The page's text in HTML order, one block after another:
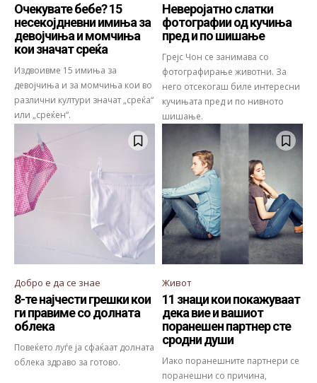
Очекувате бебе? 15
несекојдневни имиња за
девојчиња и момчиња
кои значат среќа
Издвоивме 15 имиња за
девојчиња и за момчиња кои во
различни култури значат „среќа“
или „среќен“.
Неверојатно слатки
фотографии од кучиња
пред и по шишање
Грејс Чон се занимава со
фотографирање животни. За
него отсекогаш биле интересни
кучињата пред и по нивното
шишање.
Добро е да се знае
8-те најчести грешки кои
ги правиме со долната
облека
Повеќето луѓе ја сфаќаат долната
облека здраво за готово.
Живот
11 знаци кои покажуваат
дека вие и вашиот
поранешен партнер сте
сродни души
Иако поранешните партнери се
поранешни со причина,